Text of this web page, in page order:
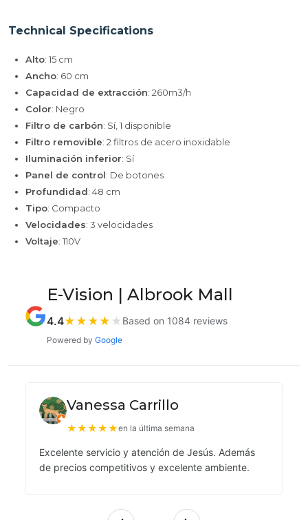
Technical Specifications
Alto: 15 cm
Ancho: 60 cm
Capacidad de extracción: 260m3/h
Color: Negro
Filtro de carbón: Sí, 1 disponible
Filtro removible: 2 filtros de acero inoxidable
Iluminación inferior: Sí
Panel de control: De botones
Profundidad: 48 cm
Tipo: Compacto
Velocidades: 3 velocidades
Voltaje: 110V
E-Vision | Albrook Mall
4.4★ ★ ★ ★ ★ Based on 1084 reviews
Powered by Google
Vanessa Carrillo
★★★★★en la última semana
Excelente servicio y atención de Jesús. Además
de precios competitivos y excelente ambiente.